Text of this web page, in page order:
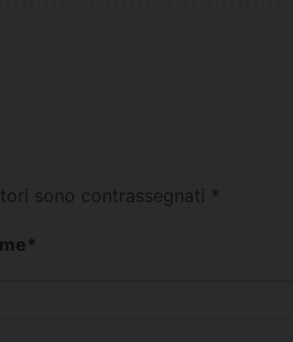
sono contrassegnati *
*